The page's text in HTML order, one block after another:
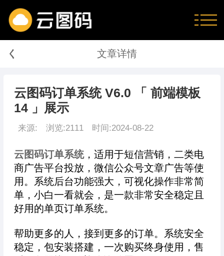
く 文章详情
云图码订单系统 V6.0 「 前端模板
14 」展示
来源: 浏览:2111 时间:2024-08-22
云图码订单系统，适用于短信营销，二类电
商广告平台投放，微信公众号文章广告等使
用。系统后台功能强大，可视化操作非常简
单，小白一看就会，是一款非常安全稳定且
好用的单页订单系统。
帮助更多的人，接到更多的订单。系统安全
稳定，包安装搭建，一次购买终身使用，售